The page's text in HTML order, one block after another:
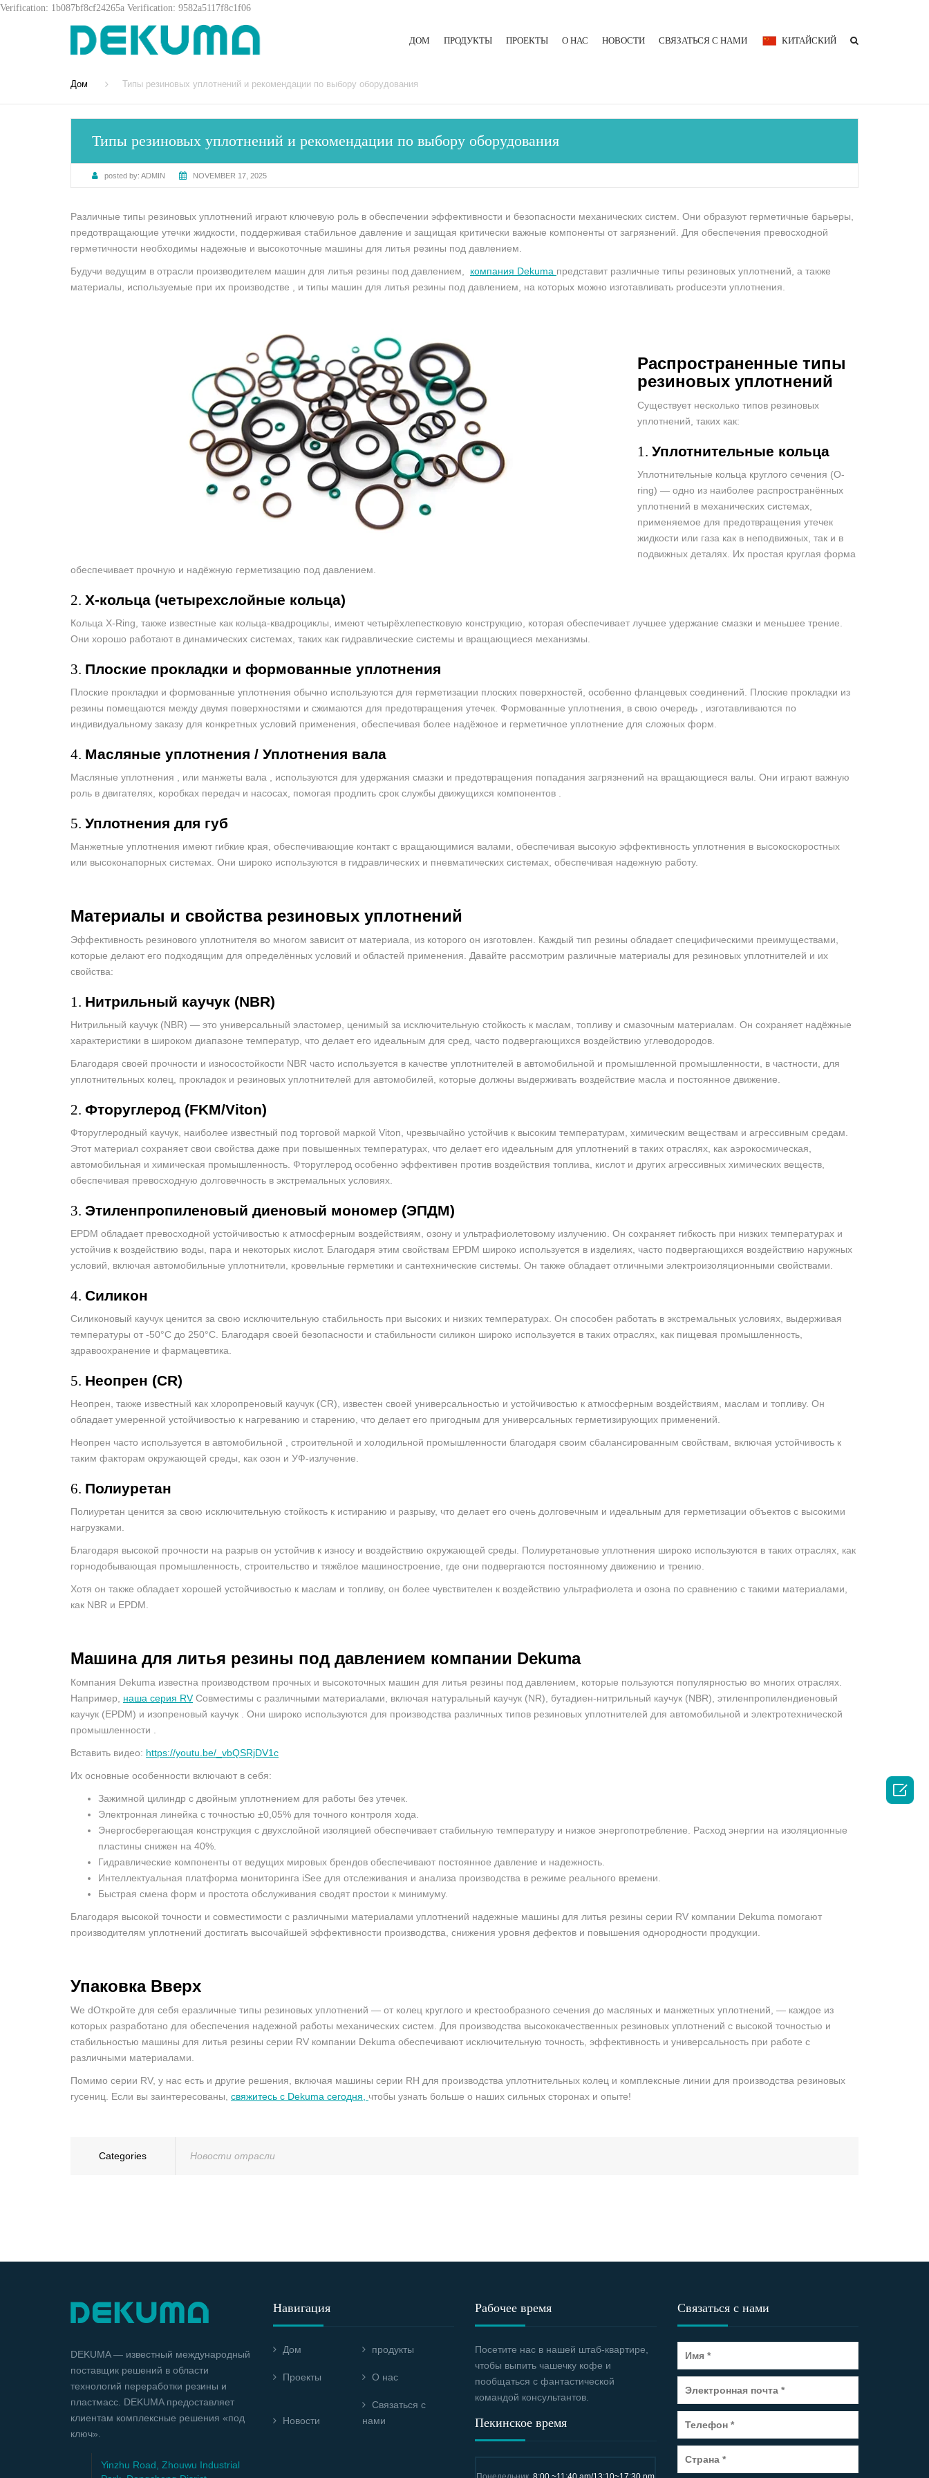
Verification: 1b087bf8cf24265a Verification: 9582a5117f8c1f06
ДОМ ПРОДУКТЫ
ГИДРАВЛИЧЕСКИЙ ПРЕСС
ПРОЕКТЫ О НАС НОВОСТИ СВЯЗАТЬСЯ С НАМИ КИТАЙСКИЙ
Дом Типы резиновых уплотнений и рекомендации по выбору оборудования
Типы резиновых уплотнений и рекомендации по выбору оборудования
posted by: ADMIN NOVEMBER 17, 2025
Различные типы резиновых уплотнений играют ключевую роль в обеспечении эффективности и безопасности механических систем. Они образуют герметичные барьеры,
предотвращающие утечки жидкости, поддерживая стабильное давление и защищая критически важные компоненты от загрязнений. Для обеспечения превосходной
герметичности необходимы надежные и высокоточные машины для литья резины под давлением.
Будучи ведущим в отрасли производителем машин для литья резины под давлением, компания Dekuma представит различные типы резиновых уплотнений, а также
материалы, используемые при их производстве , и типы машин для литья резины под давлением, на которых можно изготавливать produceэти уплотнения.
Распространенные типы
резиновых уплотнений
Существует несколько типов резиновых
уплотнений, таких как:
1. Уплотнительные кольца
Уплотнительные кольца круглого сечения (O-
ring) — одно из наиболее распространённых
уплотнений в механических системах,
применяемое для предотвращения утечек
жидкости или газа как в неподвижных, так и в
подвижных деталях. Их простая круглая форма
обеспечивает прочную и надёжную герметизацию под давлением.
2. X-кольца (четырехслойные кольца)
Кольца X-Ring, также известные как кольца-квадроциклы, имеют четырёхлепестковую конструкцию, которая обеспечивает лучшее удержание смазки и меньшее трение.
Они хорошо работают в динамических системах, таких как гидравлические системы и вращающиеся механизмы.
3. Плоские прокладки и формованные уплотнения
Плоские прокладки и формованные уплотнения обычно используются для герметизации плоских поверхностей, особенно фланцевых соединений. Плоские прокладки из
резины помещаются между двумя поверхностями и сжимаются для предотвращения утечек. Формованные уплотнения, в свою очередь , изготавливаются по
индивидуальному заказу для конкретных условий применения, обеспечивая более надёжное и герметичное уплотнение для сложных форм.
4. Масляные уплотнения / Уплотнения вала
Масляные уплотнения , или манжеты вала , используются для удержания смазки и предотвращения попадания загрязнений на вращающиеся валы. Они играют важную
роль в двигателях, коробках передач и насосах, помогая продлить срок службы движущихся компонентов .
5. Уплотнения для губ
Манжетные уплотнения имеют гибкие края, обеспечивающие контакт с вращающимися валами, обеспечивая высокую эффективность уплотнения в высокоскоростных
или высоконапорных системах. Они широко используются в гидравлических и пневматических системах, обеспечивая надежную работу.
Материалы и свойства резиновых уплотнений
Эффективность резинового уплотнителя во многом зависит от материала, из которого он изготовлен. Каждый тип резины обладает специфическими преимуществами,
которые делают его подходящим для определённых условий и областей применения. Давайте рассмотрим различные материалы для резиновых уплотнителей и их
свойства:
1. Нитрильный каучук (NBR)
Нитрильный каучук (NBR) — это универсальный эластомер, ценимый за исключительную стойкость к маслам, топливу и смазочным материалам. Он сохраняет надёжные
характеристики в широком диапазоне температур, что делает его идеальным для сред, часто подвергающихся воздействию углеводородов.
Благодаря своей прочности и износостойкости NBR часто используется в качестве уплотнителей в автомобильной и промышленной промышленности, в частности, для
уплотнительных колец, прокладок и резиновых уплотнителей для автомобилей, которые должны выдерживать воздействие масла и постоянное движение.
2. Фторуглерод (FKM/Viton)
Фторуглеродный каучук, наиболее известный под торговой маркой Viton, чрезвычайно устойчив к высоким температурам, химическим веществам и агрессивным средам.
Этот материал сохраняет свои свойства даже при повышенных температурах, что делает его идеальным для уплотнений в таких отраслях, как аэрокосмическая,
автомобильная и химическая промышленность. Фторуглерод особенно эффективен против воздействия топлива, кислот и других агрессивных химических веществ,
обеспечивая превосходную долговечность в экстремальных условиях.
3. Этиленпропиленовый диеновый мономер (ЭПДМ)
EPDM обладает превосходной устойчивостью к атмосферным воздействиям, озону и ультрафиолетовому излучению. Он сохраняет гибкость при низких температурах и
устойчив к воздействию воды, пара и некоторых кислот. Благодаря этим свойствам EPDM широко используется в изделиях, часто подвергающихся воздействию наружных
условий, включая автомобильные уплотнители, кровельные герметики и сантехнические системы. Он также обладает отличными электроизоляционными свойствами.
4. Силикон
Силиконовый каучук ценится за свою исключительную стабильность при высоких и низких температурах. Он способен работать в экстремальных условиях, выдерживая
температуры от -50°C до 250°C. Благодаря своей безопасности и стабильности силикон широко используется в таких отраслях, как пищевая промышленность,
здравоохранение и фармацевтика.
5. Неопрен (CR)
Неопрен, также известный как хлоропреновый каучук (CR), известен своей универсальностью и устойчивостью к атмосферным воздействиям, маслам и топливу. Он
обладает умеренной устойчивостью к нагреванию и старению, что делает его пригодным для универсальных герметизирующих применений.
Неопрен часто используется в автомобильной , строительной и холодильной промышленности благодаря своим сбалансированным свойствам, включая устойчивость к
таким факторам окружающей среды, как озон и УФ-излучение.
6. Полиуретан
Полиуретан ценится за свою исключительную стойкость к истиранию и разрыву, что делает его очень долговечным и идеальным для герметизации объектов с высокими
нагрузками.
Благодаря высокой прочности на разрыв он устойчив к износу и воздействию окружающей среды. Полиуретановые уплотнения широко используются в таких отраслях, как
горнодобывающая промышленность, строительство и тяжёлое машиностроение, где они подвергаются постоянному движению и трению.
Хотя он также обладает хорошей устойчивостью к маслам и топливу, он более чувствителен к воздействию ультрафиолета и озона по сравнению с такими материалами,
как NBR и EPDM.
Машина для литья резины под давлением компании Dekuma
Компания Dekuma известна производством прочных и высокоточных машин для литья резины под давлением, которые пользуются популярностью во многих отраслях.
Например, наша серия RVСовместимы с различными материалами, включая натуральный каучук (NR), бутадиен-нитрильный каучук (NBR), этиленпропилендиеновый
каучук (EPDM) и изопреновый каучук . Они широко используются для производства различных типов резиновых уплотнителей для автомобильной и электротехнической
промышленности .
Вставить видео: https://youtu.be/_vbQSRjDV1c
Их основные особенности включают в себя:
Зажимной цилиндр с двойным уплотнением для работы без утечек.
Электронная линейка с точностью ±0,05% для точного контроля хода.
Энергосберегающая конструкция с двухслойной изоляцией обеспечивает стабильную температуру и низкое энергопотребление. Расход энергии на изоляционные
пластины снижен на 40%.
Гидравлические компоненты от ведущих мировых брендов обеспечивают постоянное давление и надежность.
Интеллектуальная платформа мониторинга iSee для отслеживания и анализа производства в режиме реального времени.
Быстрая смена форм и простота обслуживания сводят простои к минимуму.
Благодаря высокой точности и совместимости с различными материалами уплотнений надежные машины для литья резины серии RV компании Dekuma помогают
производителям уплотнений достигать высочайшей эффективности производства, снижения уровня дефектов и повышения однородности продукции.
Упаковка Вверх
We dОткройте для себя eразличные типы резиновых уплотнений — от колец круглого и крестообразного сечения до масляных и манжетных уплотнений, — каждое из
которых разработано для обеспечения надежной работы механических систем. Для производства высококачественных резиновых уплотнений с высокой точностью и
стабильностью машины для литья резины серии RV компании Dekuma обеспечивают исключительную точность, эффективность и универсальность при работе с
различными материалами.
Помимо серии RV, у нас есть и другие решения, включая машины серии RH для производства уплотнительных колец и комплексные линии для производства резиновых
гусениц. Если вы заинтересованы, свяжитесь с Dekuma сегодня, чтобы узнать больше о наших сильных сторонах и опыте!
Categories Новости отрасли
DEKUMA — известный международный
поставщик решений в области
технологий переработки резины и
пластмасс. DEKUMA предоставляет
клиентам комплексные решения «под
ключ».
Yinzhu Road, Zhouwu Industrial
Навигация
Дом продукты
Проекты О нас
Новости
Связаться с
нами
Рабочее время
Посетите нас в нашей штаб-квартире,
чтобы выпить чашечку кофе и
пообщаться с фантастической
командой консультантов.
Пекинское время
Связаться с нами
